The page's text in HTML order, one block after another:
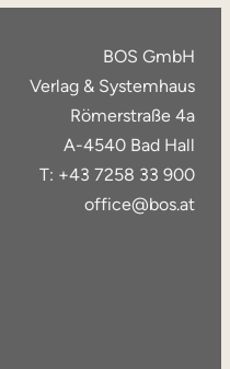
BOS GmbH
Verlag & Systemhaus
Römerstraße 4a
A-4540 Bad Hall
T: +43 7258 33 900
office@bos.at